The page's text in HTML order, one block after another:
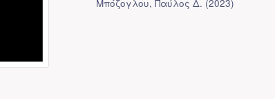
Μπόζογλου, Παύλος Δ. (2023)